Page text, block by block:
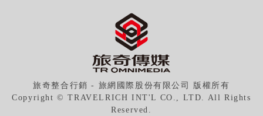
旅奇整合行銷 - 旅網國際股份有限公司 版權所有
Copyright © TRAVELRICH INT'L CO., LTD. All Rights
Reserved.